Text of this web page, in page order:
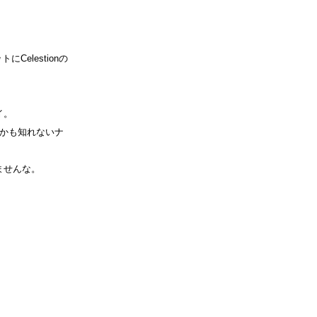
にCelestionの
も知れないナ
んな。